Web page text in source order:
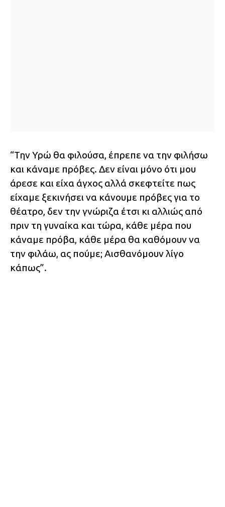
“Την Υρώ θα φιλούσα, έπρεπε να την φιλήσω
και κάναμε πρόβες. Δεν είναι μόνο ότι μου
άρεσε και είχα άγχος αλλά σκεφτείτε πως
είχαμε ξεκινήσει να κάνουμε πρόβες για το
θέατρο, δεν την γνώριζα έτσι κι αλλιώς από
πριν τη γυναίκα και τώρα, κάθε μέρα που
κάναμε πρόβα, κάθε μέρα θα καθόμουν να
την φιλάω, ας πούμε; Αισθανόμουν λίγο
κάπως”.